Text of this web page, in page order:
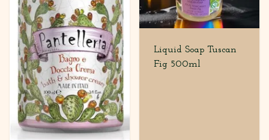
Liquid Soap Tuscan
Fig 500ml